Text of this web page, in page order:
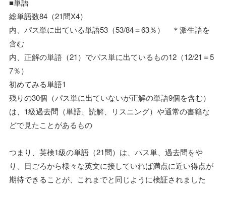
■単語
総単語数84（21問X4）
内、パス単に出ている単語53（53/84＝63％） ＊派生語を
含む
内、正解の単語（21）でパス単に出ているもの12（12/21＝5
7％）
初めてみる単語1
残りの30個（パス単に出ていないが正解の単語9個を含む）
は、1級過去問（単語、読解、リスニング）や通常の書籍な
どで見たことがあるもの
つまり、英検1級の単語（21問）は、パス単、過去問をや
り、日ごろから様々な英文に接していれば満点に近い得点が
期待できることが、これまでと同じように検証されました